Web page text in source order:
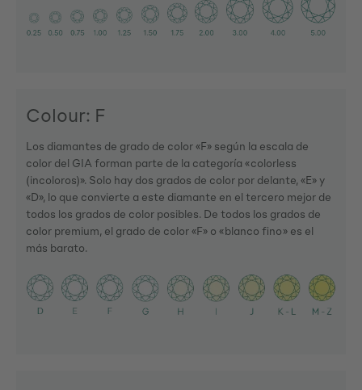
Colour: F
Los diamantes de grado de color «F» según la escala de
color del GIA forman parte de la categoría «colorless
(incoloros)». Solo hay dos grados de color por delante, «E» y
«D», lo que convierte a este diamante en el tercero mejor de
todos los grados de color posibles. De todos los grados de
color premium, el grado de color «F» o «blanco fino» es el
más barato.